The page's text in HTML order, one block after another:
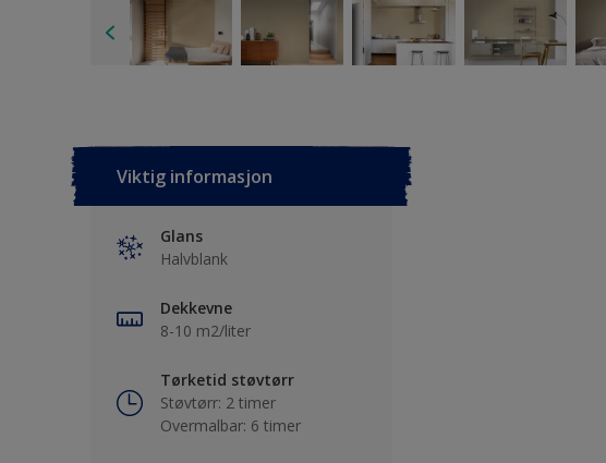
Viktig informasjon
Glans
Halvblank
Dekkevne
8-10 m2/liter
Tørketid støvtørr
Støvtørr: 2 timer
Overmalbar: 6 timer